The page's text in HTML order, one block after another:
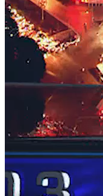
ĐỐI THOẠI
Chất lượng hàng hóa
Nguồn: SCTV8 - VITV
19:45 ngày 08/06/2025